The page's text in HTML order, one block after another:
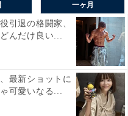
一ヶ月
引退の格闘家、
んだけ良い...
最新ショットに
可愛いなる...